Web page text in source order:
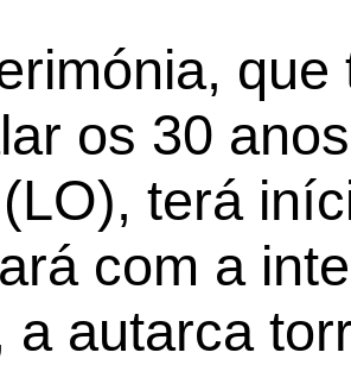
os 30
(LO), terá
com a
a autarca